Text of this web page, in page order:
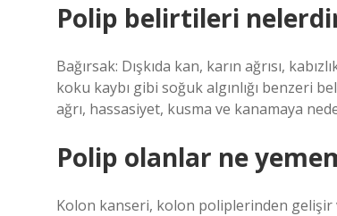
Polip belirtileri
Bağırsak: Dışkıda kan, karın ağrısı,
koku kaybı gibi soğuk algınlığı benzeri
ağrı, hassasiyet, kusma ve kanamaya
Polip olanlar ne
Kolon kanseri, kolon poliplerinden gelişir